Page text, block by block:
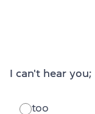
I can't hear you;
too